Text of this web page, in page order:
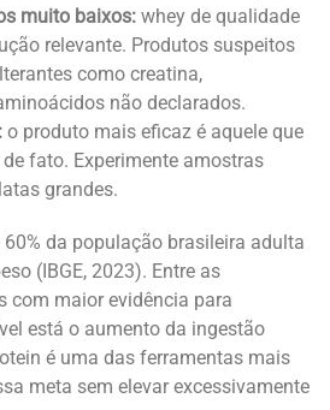
muito baixos: whey de qualidade
relevante. Produtos suspeitos
como creatina,
não declarados.
o produto mais eficaz é aquele que
fato. Experimente amostras
grandes.
da população brasileira adulta
(IBGE, 2023). Entre as
com maior evidência para
está o aumento da ingestão
é uma das ferramentas mais
meta sem elevar excessivamente